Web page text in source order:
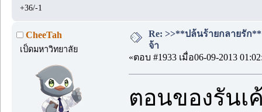
+36/-1
CheeTah
เป็ดมหาวิทยาลัย
Re: >>**ปล้นร้ายกลายรัก
จ้า
«ตอบ #1933 เมื่อ06-09-2013
ตอนของรันเ